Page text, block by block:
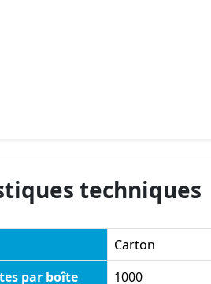
techniques
Carton
par boîte
1000